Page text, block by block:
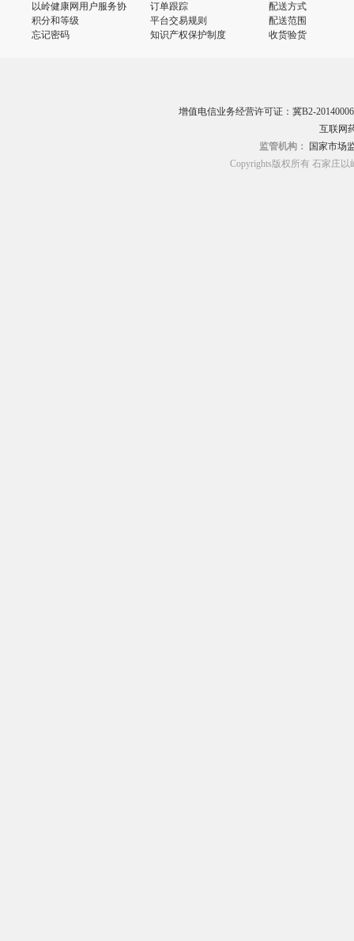
以岭健康网用户服务协
议
积分和等级
忘记密码
订单跟踪
平台交易规则
知识产权保护制度
配送方式
配送范围
收货验货
增值电信业务经营许可证：冀B2-20140006
互联网
监管机构：
国家市场
Copyrights版权所有 石家庄